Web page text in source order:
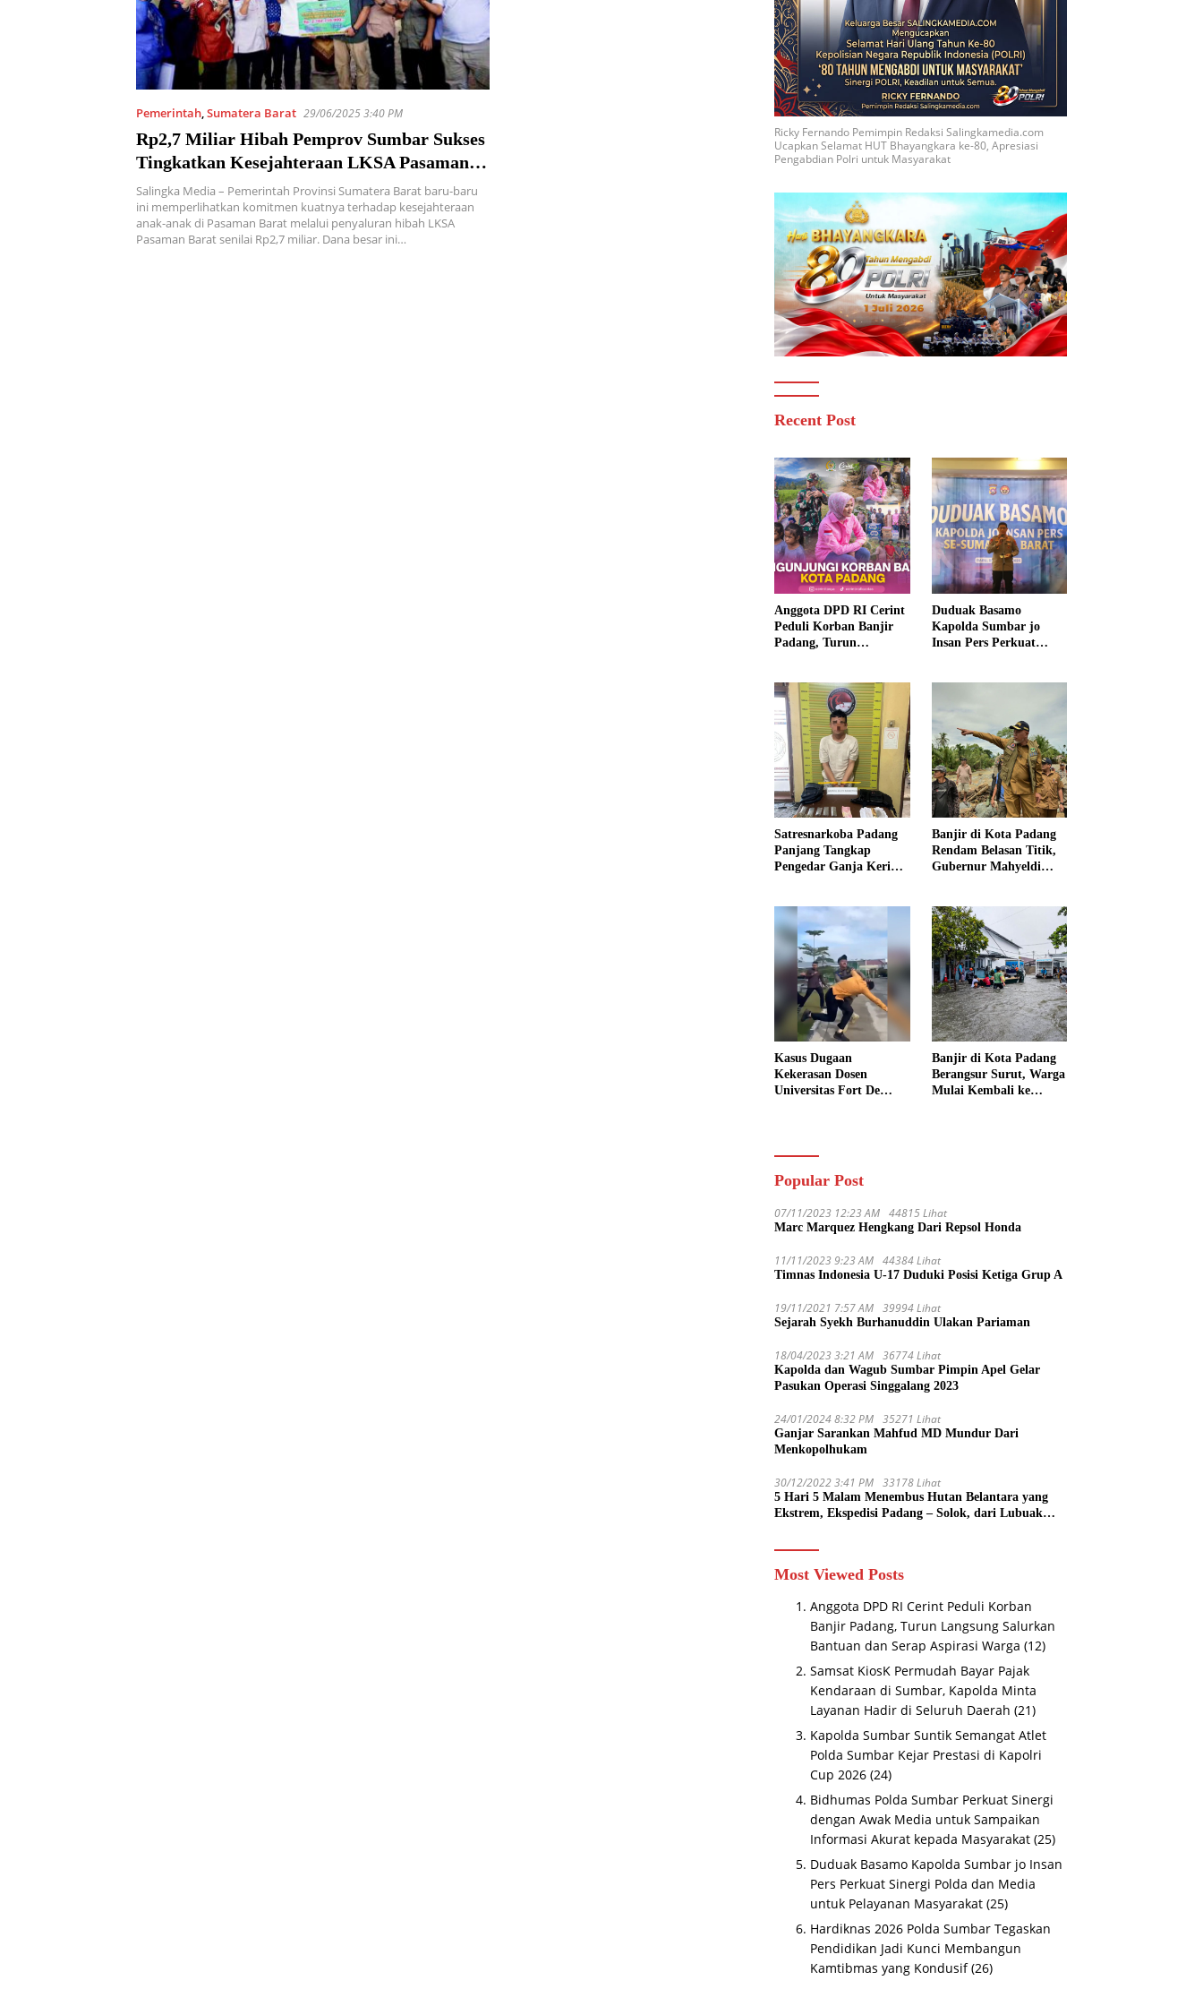
Pemerintah Sumatera Barat 29/06/2025 3:40 PM
Rp2,7 Miliar Hibah Pemprov Sumbar Sukses
Tingkatkan Kesejahteraan LKSA Pasaman
Barat
Salingka Media – Pemerintah Provinsi Sumatera Barat baru-baru
ini memperlihatkan komitmen kuatnya terhadap kesejahteraan
anak-anak di Pasaman Barat melalui penyaluran hibah LKSA
Pasaman Barat senilai Rp2,7 miliar. Dana besar ini…
Ricky Fernando Pemimpin Redaksi Salingkamedia.com
Ucapkan Selamat HUT Bhayangkara ke-80, Apresiasi
Pengabdian Polri untuk Masyarakat
Recent Post
Anggota DPD RI Cerint
Peduli Korban Banjir
Padang, Turun
Aspirasi Warga
Duduak Basamo
Kapolda Sumbar jo
Insan Pers Perkuat
Satresnarkoba Padang
Panjang Tangkap
Pengedar Ganja Kering,
Banjir di Kota Padang
Rendam Belasan Titik,
Gubernur Mahyeldi
Kasus Dugaan
Kekerasan Dosen
Universitas Fort De
Segera Ditangkap
Banjir di Kota Padang
Berangsur Surut, Warga
Mulai Kembali ke
Popular Post
07/11/2023 12:23 AM 44815 Lihat
Marc Marquez Hengkang Dari Repsol Honda
11/11/2023 9:23 AM 44384 Lihat
Timnas Indonesia U-17 Duduki Posisi Ketiga Grup A
19/11/2021 7:57 AM 39994 Lihat
Sejarah Syekh Burhanuddin Ulakan Pariaman
18/04/2023 3:21 AM 36774 Lihat
Kapolda dan Wagub Sumbar Pimpin Apel Gelar
Pasukan Operasi Singgalang 2023
24/01/2024 8:32 PM 35271 Lihat
Ganjar Sarankan Mahfud MD Mundur Dari
Menkopolhukam
30/12/2022 3:41 PM 33178 Lihat
5 Hari 5 Malam Menembus Hutan Belantara yang
Ekstrem, Ekspedisi Padang – Solok, dari Lubuak
Most Viewed Posts
Anggota DPD RI Cerint Peduli Korban
Banjir Padang, Turun Langsung Salurkan
Bantuan dan Serap Aspirasi Warga (12)
Samsat KiosK Permudah Bayar Pajak
Kendaraan di Sumbar, Kapolda Minta
Layanan Hadir di Seluruh Daerah (21)
Kapolda Sumbar Suntik Semangat Atlet
Polda Sumbar Kejar Prestasi di Kapolri
Cup 2026 (24)
Bidhumas Polda Sumbar Perkuat Sinergi
dengan Awak Media untuk Sampaikan
Informasi Akurat kepada Masyarakat (25)
Duduak Basamo Kapolda Sumbar jo Insan
Pers Perkuat Sinergi Polda dan Media
untuk Pelayanan Masyarakat (25)
Hardiknas 2026 Polda Sumbar Tegaskan
Pendidikan Jadi Kunci Membangun
Kamtibmas yang Kondusif (26)